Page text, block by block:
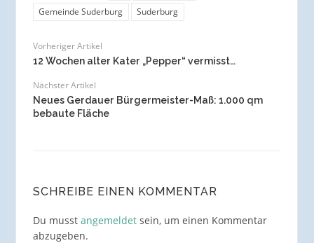
Gemeinde Suderburg
Suderburg
Vorheriger Artikel
12 Wochen alter Kater „Pepper“ vermisst…
Nächster Artikel
Neues Gerdauer Bürgermeister-Maß: 1.000 qm
bebaute Fläche
SCHREIBE EINEN KOMMENTAR
Du musst angemeldetsein, um einen Kommentar
abzugeben.